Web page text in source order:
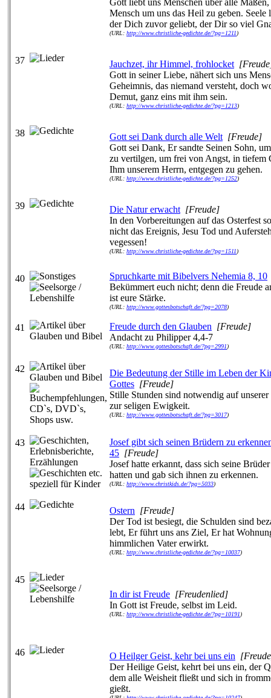
Gott liebt uns Menschen über alle
Mensch um uns das Heil zu geben. Seele
der Dich zuvor geliebt, der Dir so viel
(URL: http://www.christliche-gedichte.de/?pg=1211)
37 Jauchzet, ihr Himmel, frohlocket
Gott in seiner Liebe, nähert sich uns
Geheimnis, das niemand versteht, doch
Demut, ganz eins mit ihm sein.
(URL: http://www.christliche-gedichte.de/?pg=1213)
38 Gott sei Dank durch alle Welt [Freude]
Gott sei Dank, Er sandte Seinen Sohn,
zu vertilgen, um frei von Angst, in tiefem
Ihm unserem Herrn, entgegen zu gehen.
(URL: http://www.christliche-gedichte.de/?pg=1252)
39 Die Natur erwacht [Freude]
In den Vorbereitungen auf das Osterfest
nicht das Ereignis, Jesu Tod und
vegessen!
(URL: http://www.christliche-gedichte.de/?pg=1511)
40
Spruchkarte mit Bibelvers Nehemia 8, 10
Bekümmert euch nicht; denn die Freude
ist eure Stärke.
(URL: http://www.gottesbotschaft.de/?pg=2078)
41 Freude durch den Glauben [Freude]
Andacht zu Philipper 4,4-7
(URL: http://www.gottesbotschaft.de/?pg=2991)
42
Die Bedeutung der Stille im Leben der
Gottes [Freude]
Stille Stunden sind notwendig auf
zur seligen Ewigkeit.
(URL: http://www.gottesbotschaft.de/?pg=3017)
43
Josef gibt sich seinen Brüdern zu
45 [Freude]
Josef hatte erkannt, dass sich seine Brüder
hatten und gab sich ihnen zu erkennen.
(URL: http://www.christkids.de/?pg=5033)
44 Ostern [Freude]
Der Tod ist besiegt, die Schulden sind
lebt, Er führt uns ans Ziel, Er hat
himmlichen Vater erwirkt.
(URL: http://www.christliche-gedichte.de/?pg=10037)
45
In dir ist Freude [Freudenlied]
In Gott ist Freude, selbst im Leid.
(URL: http://www.christliche-gedichte.de/?pg=10191)
46 O Heilger Geist, kehr bei uns ein
Der Heilige Geist, kehrt bei uns ein, der
dem alle Weisheit fließt und sich in
gießt.